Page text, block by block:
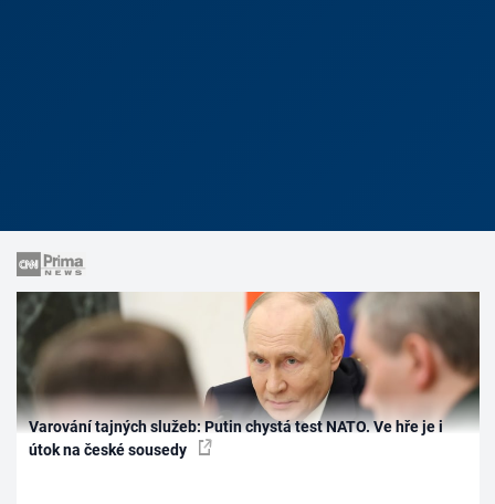
Varování tajných služeb: Putin chystá test NATO. Ve hře je i
útok na české sousedy